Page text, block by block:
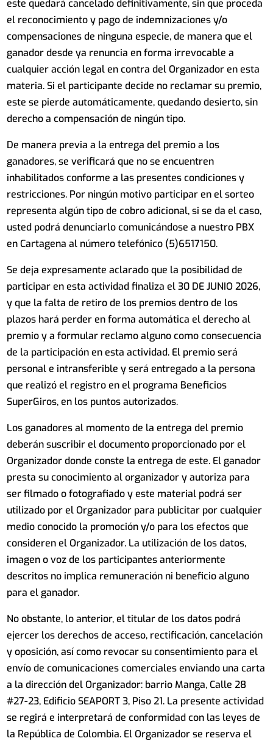
este quedará cancelado definitivamente, sin que proceda
el reconocimiento y pago de indemnizaciones y/o
compensaciones de ninguna especie, de manera que el
ganador desde ya renuncia en forma irrevocable a
cualquier acción legal en contra del Organizador en esta
materia. Si el participante decide no reclamar su premio,
este se pierde automáticamente, quedando desierto, sin
derecho a compensación de ningún tipo.
De manera previa a la entrega del premio a los
ganadores, se verificará que no se encuentren
inhabilitados conforme a las presentes condiciones y
restricciones. Por ningún motivo participar en el sorteo
representa algún tipo de cobro adicional, si se da el caso,
usted podrá denunciarlo comunicándose a nuestro PBX
en Cartagena al número telefónico (5)6517150.
Se deja expresamente aclarado que la posibilidad de
participar en esta actividad finaliza el 30 DE JUNIO 2026,
y que la falta de retiro de los premios dentro de los
plazos hará perder en forma automática el derecho al
premio y a formular reclamo alguno como consecuencia
de la participación en esta actividad. El premio será
personal e intransferible y será entregado a la persona
que realizó el registro en el programa Beneficios
SuperGiros, en los puntos autorizados.
Los ganadores al momento de la entrega del premio
deberán suscribir el documento proporcionado por el
Organizador donde conste la entrega de este. El ganador
presta su conocimiento al organizador y autoriza para
ser filmado o fotografiado y este material podrá ser
utilizado por el Organizador para publicitar por cualquier
medio conocido la promoción y/o para los efectos que
consideren el Organizador. La utilización de los datos,
imagen o voz de los participantes anteriormente
descritos no implica remuneración ni beneficio alguno
para el ganador.
No obstante, lo anterior, el titular de los datos podrá
ejercer los derechos de acceso, rectificación, cancelación
y oposición, así como revocar su consentimiento para el
envío de comunicaciones comerciales enviando una carta
a la dirección del Organizador: barrio Manga, Calle 28
#27-23, Edificio SEAPORT 3, Piso 21. La presente actividad
se regirá e interpretará de conformidad con las leyes de
la República de Colombia. El Organizador se reserva el